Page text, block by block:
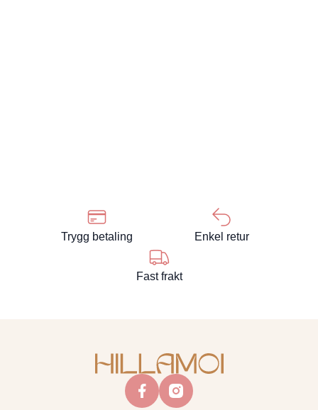
Trygg betaling Enkel retur
Fast frakt
facebookinstagram